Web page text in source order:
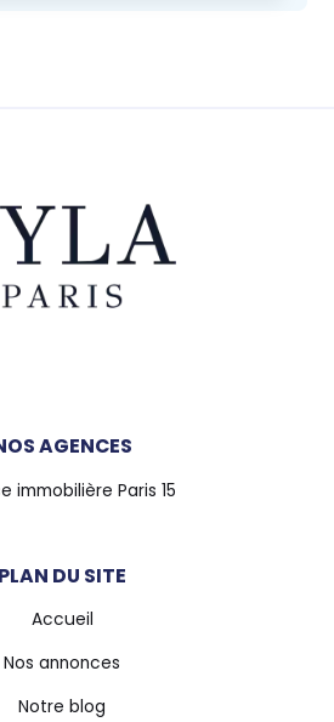
AGENCES
immobilière Paris 15
PLAN DU SITE
Accueil
Nos annonces
Notre blog